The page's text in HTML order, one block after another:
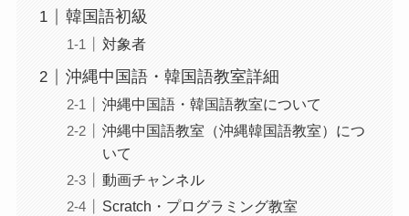
韓国語初級
対象者
沖縄中国語・韓国語教室詳細
沖縄中国語・韓国語教室について
沖縄中国語教室（沖縄韓国語教室）につ
いて
動画チャンネル
Scratch・プログラミング教室